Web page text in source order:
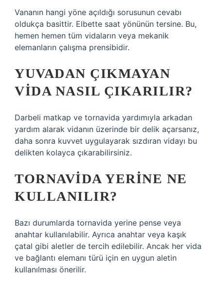
Vananın hangi yöne açıldığı sorusunun cevabı
oldukça basittir. Elbette saat yönünün tersine. Bu,
hemen hemen tüm vidaların veya mekanik
elemanların çalışma prensibidir.
YUVADAN ÇIKMAYAN
VIDA NASIL ÇIKARILIR?
Darbeli matkap ve tornavida yardımıyla arkadan
yardım alarak vidanın üzerinde bir delik açarsanız,
daha sonra kuvvet uygulayarak sızdıran vidayı bu
delikten kolayca çıkarabilirsiniz.
TORNAVIDA YERINE NE
KULLANILIR?
Bazı durumlarda tornavida yerine pense veya
anahtar kullanılabilir. Ayrıca anahtar veya kaşık
çatal gibi aletler de tercih edilebilir. Ancak her vida
ve bağlantı elemanı türü için en uygun aletin
kullanılması önerilir.